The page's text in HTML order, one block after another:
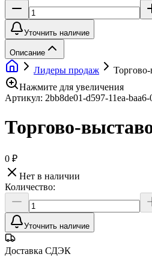
Уточнить наличие
Описание
Лидеры продаж
Нажмите для увеличения
Артикул: 2bb8de01-d597-11ea-
Торгово-
0 ₽
Нет в наличии
Количество:
Уточнить наличие
Доставка СДЭК